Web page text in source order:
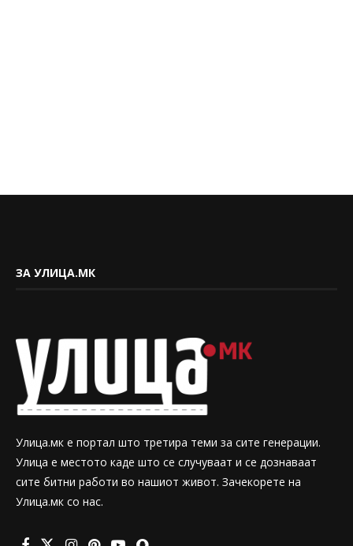
ЗА УЛИЦА.МК
Улица.мк е портал што третира теми за сите генерации.
Улица е местото каде што се случуваат и се дознаваат
сите битни работи во нашиот живот. Зачекорете на
Улица.мк со нас.